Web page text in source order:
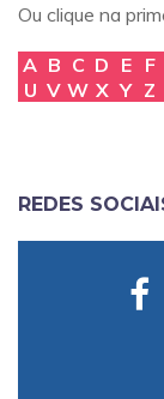
Ou clique na
A B C D E F
U V W X Y Z
REDES